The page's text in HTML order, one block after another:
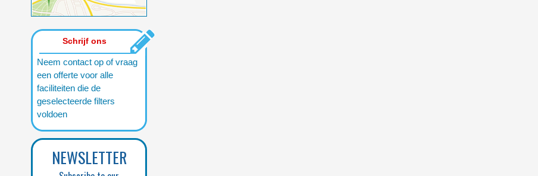
Schrijf ons
Neem contact op of vraag
een offerte voor alle
faciliteiten die de
geselecteerde filters
voldoen
NEWSLETTER